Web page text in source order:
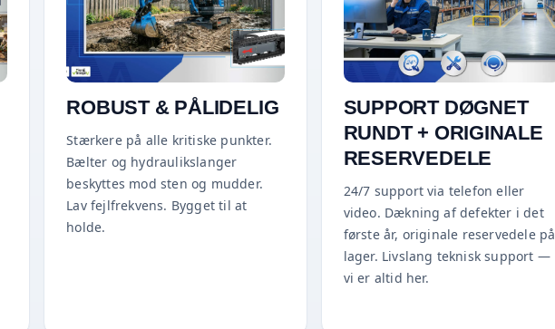
ROBUST & PÅLIDELIG
Stærkere på alle kritiske punkter.
Bælter og hydraulikslanger
beskyttes mod sten og mudder.
Lav fejlfrekvens. Bygget til at
holde.
SUPPORT DØGNET
RUNDT + ORIGINALE
RESERVEDELE
24/7 support via telefon eller
video. Dækning af defekter i det
første år, originale reservedele på
lager. Livslang teknisk support —
vi er altid her.